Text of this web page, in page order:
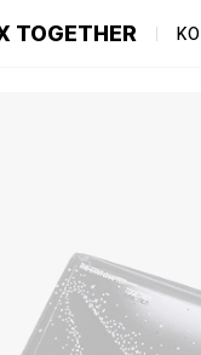
TOGETHER KO